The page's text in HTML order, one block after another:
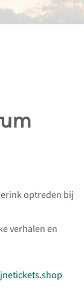
optreden bij
verhalen en